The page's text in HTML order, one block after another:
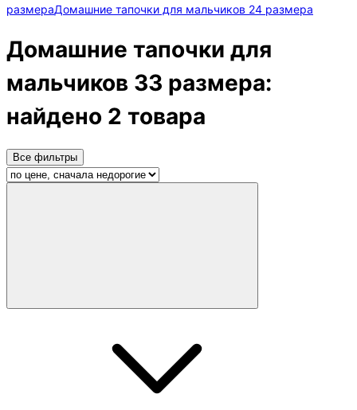
размераДомашние тапочки для мальчиков 24 размера
Домашние тапочки для
мальчиков 33 размера:
найдено 2 товара
Все фильтры